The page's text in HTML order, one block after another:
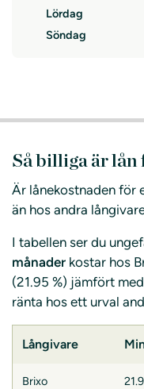
Lördag
Söndag
Så billiga är
Är lånekostnaden för
än hos andra
I tabellen ser du
månader kostar hos
(21.95 %) jämfört
ränta hos ett urval
Långivare
Brixo